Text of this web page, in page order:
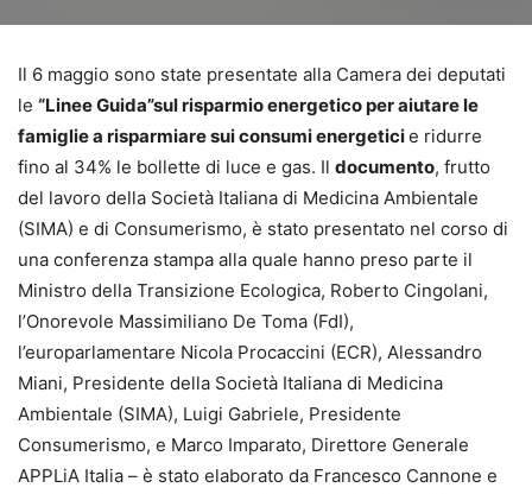
Il 6 maggio sono state presentate alla Camera dei deputati
le “Linee Guida”sul risparmio energetico per aiutare le
famiglie a risparmiare sui consumi energeticie ridurre
fino al 34% le bollette di luce e gas. Il documento, frutto
del lavoro della Società Italiana di Medicina Ambientale
(SIMA) e di Consumerismo, è stato presentato nel corso di
una conferenza stampa alla quale hanno preso parte il
Ministro della Transizione Ecologica, Roberto Cingolani,
l’Onorevole Massimiliano De Toma (FdI),
l’europarlamentare Nicola Procaccini (ECR), Alessandro
Miani, Presidente della Società Italiana di Medicina
Ambientale (SIMA), Luigi Gabriele, Presidente
Consumerismo, e Marco Imparato, Direttore Generale
APPLiA Italia – è stato elaborato da Francesco Cannone e